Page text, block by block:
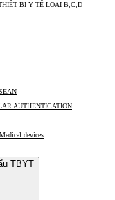
BỊ Y TẾ LOẠI B,C,D
AUTHENTICATION
devices
TBYT